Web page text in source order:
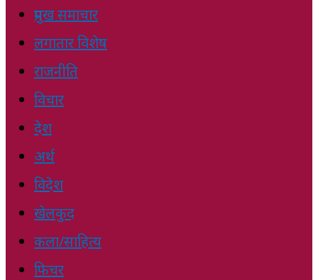
प्रमुख समाचार
लगातार विशेष
राजनीति
विचार
देश
अर्थ
विदेश
खेलकुद
कला/साहित्य
फिचर